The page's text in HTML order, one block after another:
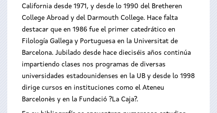
California desde 1971, y desde lo 1990 del Bretheren
College Abroad y del Darmouth College. Hace falta
destacar que en 1986 fue el primer catedrático en
Filología Gallega y Portuguesa en la Universitat de
Barcelona. Jubilado desde hace dieciséis años continúa
impartiendo clases nos programas de diversas
universidades estadounidenses en la UB y desde lo 1998
dirige cursos en instituciones como el Ateneu
Barcelonès y en la Fundació ?La Caja?.